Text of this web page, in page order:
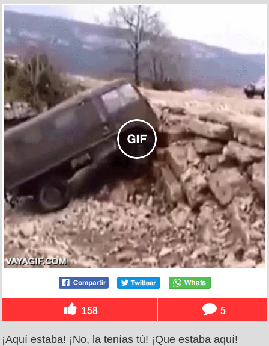
158 5
¡Aquí estaba! ¡No, la tenías tú! ¡Que estaba aquí!